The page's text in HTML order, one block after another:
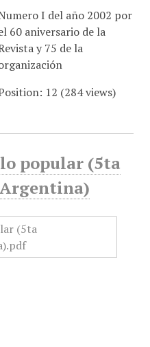
I del año 2002 por
60 aniversario de la
y 75 de la
12 (284views)
popular (5ta